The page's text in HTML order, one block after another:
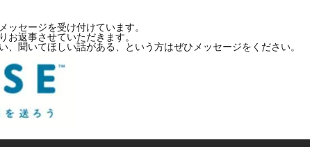
ッセージを受け付けています。
お返事させていただきます。
、聞いてほしい話がある、という方はぜひメッセージをください。